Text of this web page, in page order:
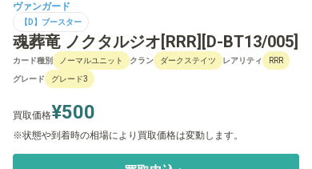
ヴァンガード
【D】ブースター
魂葬竜 ノクタルジオ[RRR][D-BT13/005]
カード種別 ノーマルユニット クラン ダークステイツ レアリティ RRR
グレード グレード3
買取価格¥500
状態や到着時の相場により買取価格は変動します。